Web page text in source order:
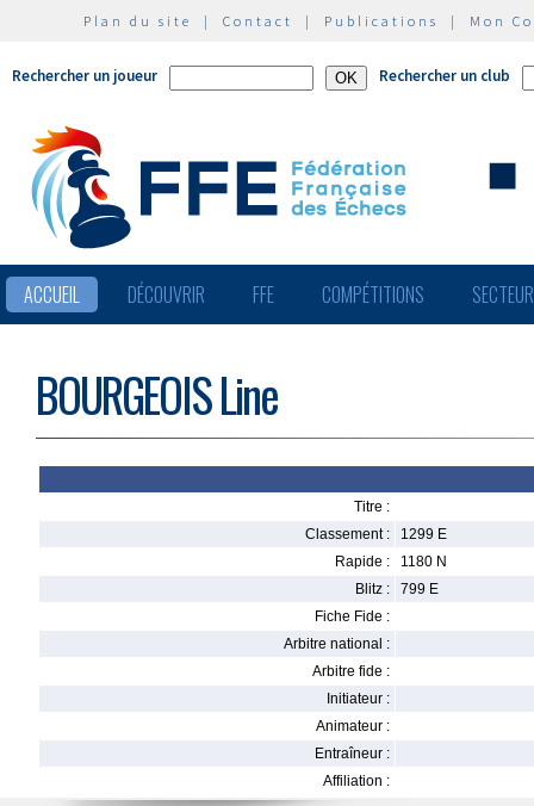
Plan du site | Contact | Publications | Mon
Rechercher un joueur Rechercher un club
ACCUEIL DÉCOUVRIR FFE COMPÉTITIONS
BOURGEOIS Line
Titre :
Classement :
1299 E
Rapide :
1180 N
Blitz :
799 E
Fiche Fide :
Arbitre national :
Arbitre fide :
Initiateur :
Animateur :
Entraîneur :
Affiliation :